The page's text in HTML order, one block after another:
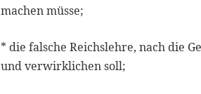
machen müsse;
* die falsche Reichslehre, nach die
und verwirklichen soll;